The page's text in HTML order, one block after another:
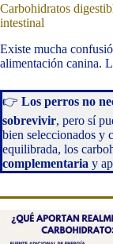
Carbohidratos
intestinal
Existe mucha
alimentación canina.
👉 Los perros no
sobrevivir, pero sí
bien seleccionados y
equilibrada, los
complementaria y